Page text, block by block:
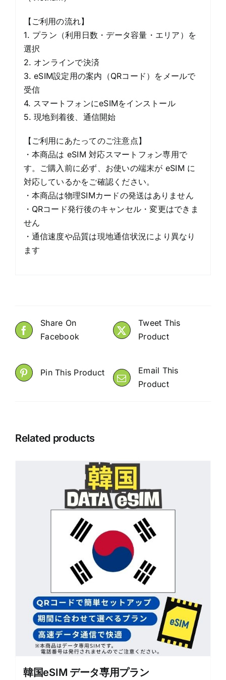
【ご利用の流れ】
1. プラン（利用日数・データ容量・エリア）を
選択
2. オンラインで決済
3. eSIM設定用の案内（QRコード）をメールで
受信
4. スマートフォンにeSIMをインストール
5. 現地到着後、通信開始
【ご利用にあたってのご注意点】
・本商品は eSIM 対応スマートフォン専用で
す。ご購入前に必ず、お使いの端末が eSIM に
対応しているかをご確認ください。
・本商品は物理SIMカードの発送はありません
・QRコード発行後のキャンセル・変更はできま
せん
・通信速度や品質は現地通信状況により異なり
ます
Share On
Facebook
Tweet This
Product
Pin This Product
Email This
Product
Related products
韓国eSIM データ専用プラン